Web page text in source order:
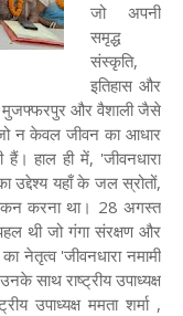
जो अपनी
समृद्ध
संस्कृति,
इतिहास और
मुजफ्फरपुर और वैशाली जैसे
न केवल जीवन का आधार
हाल ही में, 'जीवनधारा
उद्देश्य यहाँ के जल स्रोतों,
करना था। 28 अगस्त
थी जो गंगा संरक्षण और
नेतृत्व 'जीवनधारा नमामी
साथ राष्ट्रीय उपाध्यक्ष
उपाध्यक्ष ममता शर्मा ,